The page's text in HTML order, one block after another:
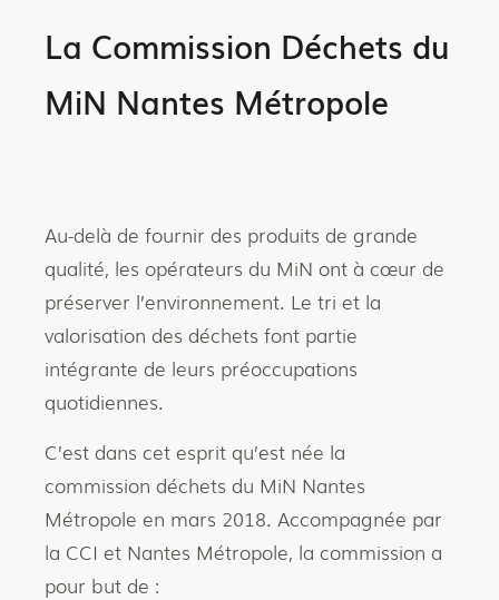
La Commission Déchets du
MiN Nantes Métropole
Au-delà de fournir des produits de grande
qualité, les opérateurs du MiN ont à cœur de
préserver l’environnement. Le tri et la
valorisation des déchets font partie
intégrante de leurs préoccupations
quotidiennes.
C’est dans cet esprit qu’est née la
commission déchets du MiN Nantes
Métropole en mars 2018. Accompagnée par
la CCI et Nantes Métropole, la commission a
pour but de :